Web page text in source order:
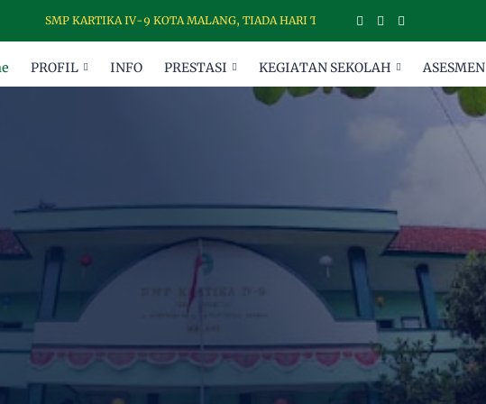
SMP KARTIKA IV-9 KOTA MALANG, TIADA HARI TANPA DISIPLIN
PROFIL INFO PRESTASI KEGIATAN SEKOLAH ASESMEN